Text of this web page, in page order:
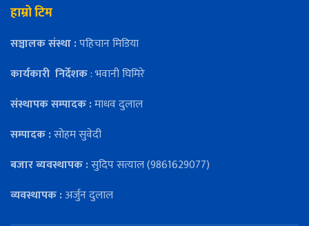
हाम्रो टिम
सञ्चालक संस्था :पहिचान मिडिया
कार्यकारी निर्देशक: भवानी घिमिरे
संस्थापक सम्पादक :माधव दुलाल
सम्पादक :सोहम सुवेदी
बजार ब्यवस्थापक :सुदिप सत्याल (9861629077)
व्यवस्थापक :अर्जुन दुलाल